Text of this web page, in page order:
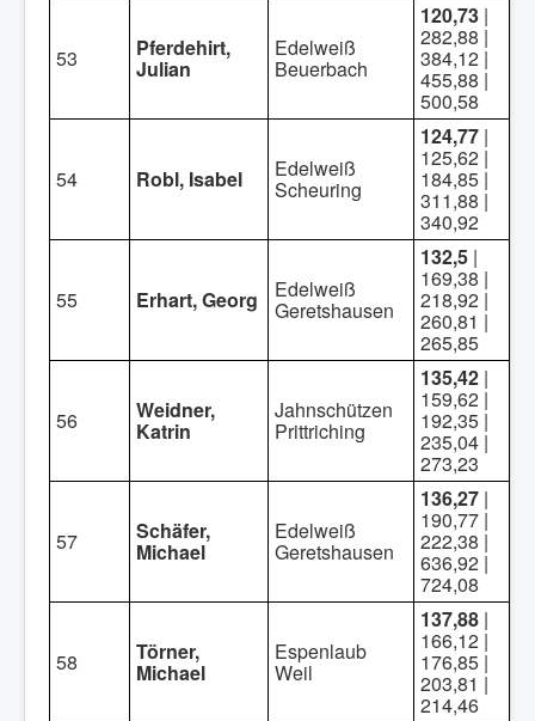
53 Pferdehirt,
Julian
Edelweiß
Beuerbach
120,73 |
282,88 |
384,12 |
455,88 |
500,58
54 Robl, Isabel Edelweiß
Scheuring
124,77 |
125,62 |
184,85 |
311,88 |
340,92
55 Erhart, Georg Edelweiß
Geretshausen
132,5 |
169,38 |
218,92 |
260,81 |
265,85
56 Weidner,
Katrin
Jahnschützen
Prittriching
135,42 |
159,62 |
192,35 |
235,04 |
273,23
57 Schäfer,
Michael
Edelweiß
Geretshausen
136,27 |
190,77 |
222,38 |
636,92 |
724,08
58 Törner,
Michael
Espenlaub
Weil
137,88 |
166,12 |
176,85 |
203,81 |
214,46